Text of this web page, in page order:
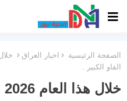
الصفحة الرئيسية اخبار العراق
الفاو الكبير .